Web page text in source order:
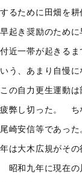
するために田畑を
早起き奨励のため
付近一帯が起きる
いう、あまり自慢に
この自力更生運動
疲弊し切った。 ち
尾崎安信等であっ
年は大木広規がそ
昭和九年に現在の